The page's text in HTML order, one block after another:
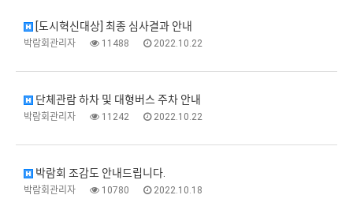
[도시혁신대상] 최종 심사결과 안내
박람회관리자 11488 2022.10.22
단체관람 하차 및 대형버스 주차 안내
박람회관리자 11242 2022.10.22
박람회 조감도 안내드립니다.
박람회관리자 10780 2022.10.18